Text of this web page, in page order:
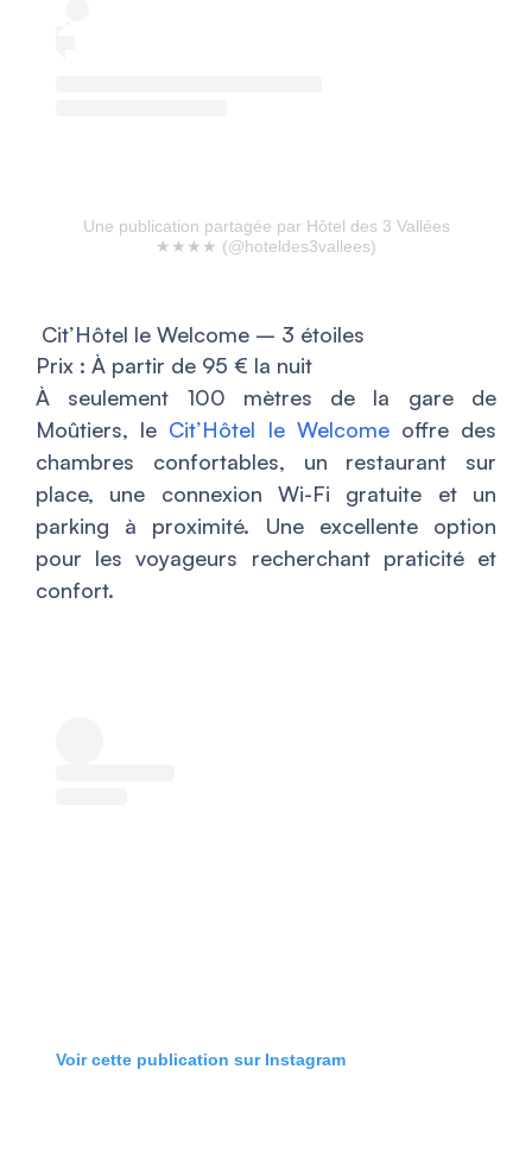
Une publication partagée par Hôtel des 3 Vallées
★★★★ (@hoteldes3vallees)
Cit’Hôtel le Welcome – 3 étoiles
Prix : À partir de 95 € la nuit
À seulement 100 mètres de la gare de
Moûtiers, le Cit’Hôtel le Welcomeoffre des
chambres confortables, un restaurant sur
place, une connexion Wi-Fi gratuite et un
parking à proximité. Une excellente option
pour les voyageurs recherchant praticité et
confort.
Voir cette publication sur Instagram